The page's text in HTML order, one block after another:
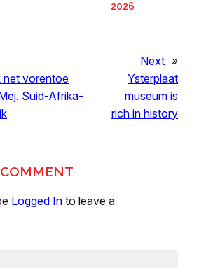
2026
net vorentoe
Suid-Afrika-
Next »
Ysterplaat
museum is
rich in history
Logged In to leave a